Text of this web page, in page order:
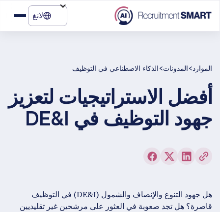
لانغ
الموارد>المدونات>الذكاء الاصطناعي في التوظيف
أفضل الاستراتيجيات لتعزيز
جهود التوظيف في DE&I
هل جهود التنوع والإنصاف والشمول (DE&I) في التوظيف
قاصرة؟ هل تجد صعوبة في العثور على مرشحين غير تقليديين